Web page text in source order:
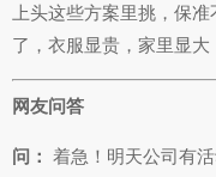
上头这些方案里挑，保
了，衣服显贵，家里显大
网友问答
问： 着急！明天公司有